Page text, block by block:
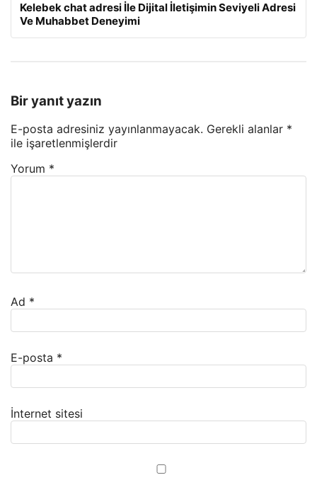
Kelebek chat adresi İle Dijital İletişimin Seviyeli Adresi
Ve Muhabbet Deneyimi
Bir yanıt yazın
E-posta adresiniz yayınlanmayacak. Gerekli alanlar *
ile işaretlenmişlerdir
Yorum *
Ad *
E-posta *
İnternet sitesi